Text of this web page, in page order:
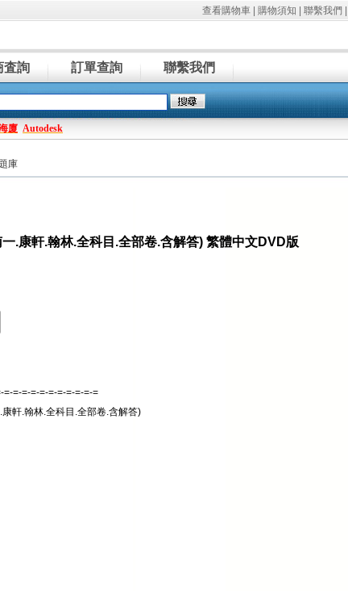
查看購物車 購物須知 聯繫我們
査詢 訂單查詢 聯繫我們
廈 Autodesk
庫
.康軒.翰林.全科目.全部卷.含解答) 繁體中文DVD版
=-=-=-=-=-=-=-=-=-=-=
軒.翰林.全科目.全部卷.含解答)